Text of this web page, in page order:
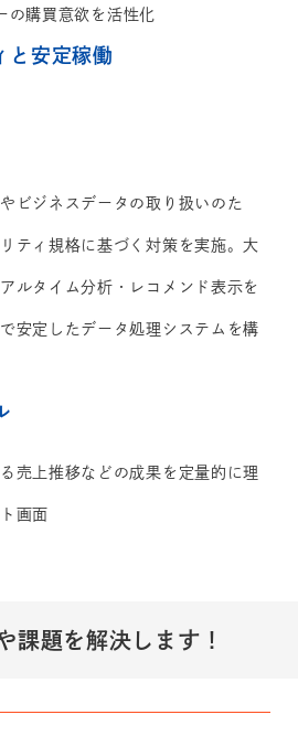
の購買意欲を活性化
と安定稼働
ビジネスデータの取り扱いのた
ティ規格に基づく対策を実施。大
ルタイム分析・レコメンド表示を
安定したデータ処理システムを構
売上推移などの成果を定量的に理
画面
課題を解決します！